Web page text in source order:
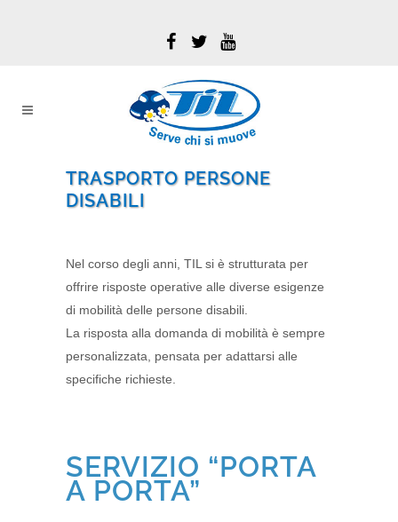
TRASPORTO PERSONE
DISABILI
Nel corso degli anni, TIL si è strutturata per
offrire risposte operative alle diverse esigenze
di mobilità delle persone disabili.
La risposta alla domanda di mobilità è sempre
personalizzata, pensata per adattarsi alle
specifiche richieste.
SERVIZIO “PORTA
A PORTA”